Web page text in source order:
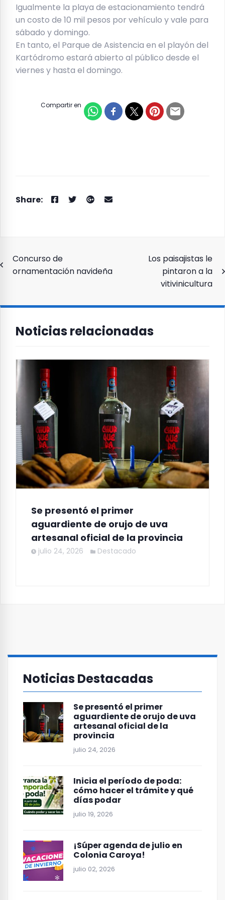
Igualmente la playa de estacionamiento tendrá
un costo de 10 mil pesos por vehículo y vale para
sábado y domingo.
En tanto, el Parque de Asistencia en el playón del
Kartódromo estará abierto al público desde el
viernes y hasta el domingo.
Compartir en
Navegación
de
Concurso de
ornamentación navideña
Los paisajistas le
pintaron a la
vitivinicultura
Noticias relacionadas
Se presentó el primer
aguardiente de orujo de uva
artesanal oficial de la provincia
julio 24, 2026 Destacado
Noticias Destacadas
Se presentó el primer
aguardiente de orujo de uva
artesanal oficial de la
provincia
julio 24, 2026
Inicia el período de poda:
cómo hacer el trámite y qué
días podar
julio 19, 2026
¡Súper agenda de julio en
Colonia Caroya!
julio 02, 2026